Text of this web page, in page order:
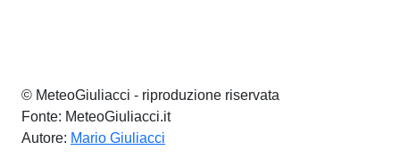
© MeteoGiuliacci - riproduzione riservata
Fonte: MeteoGiuliacci.it
Autore: Mario Giuliacci